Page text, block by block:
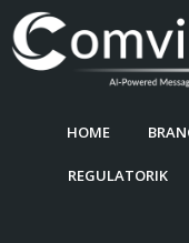
HOME
REGULATORIK